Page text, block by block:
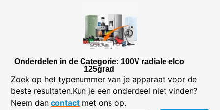
Onderdelen in de Categorie: 100V radiale elco
125grad
Zoek op het typenummer van je apparaat voor de
beste resultaten.Kun je een onderdeel niet vinden?
Neem dan contact met ons op.